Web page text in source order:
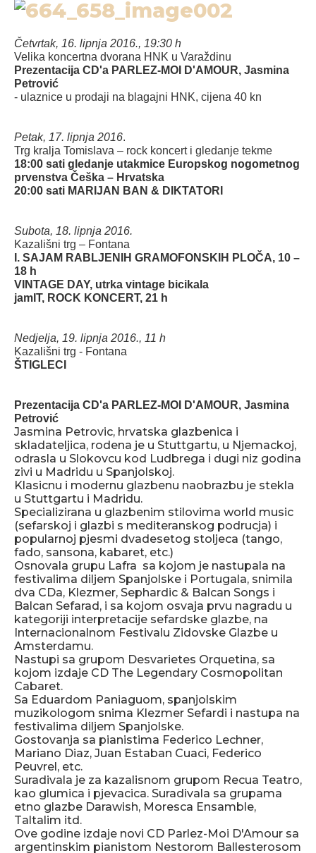
Četvrtak, 16. lipnja 2016., 19:30 h
Velika koncertna dvorana HNK u Varaždinu
Prezentacija CD'a PARLEZ-MOI D'AMOUR, Jasmina
Petrović
- ulaznice u prodaji na blagajni HNK, cijena 40 kn
Petak, 17. lipnja 2016.
Trg kralja Tomislava – rock koncert i gledanje tekme
18:00 sati gledanje utakmice Europskog nogometnog
prvenstva Češka – Hrvatska
20:00 sati MARIJAN BAN & DIKTATORI
Subota, 18. lipnja 2016.
Kazališni trg – Fontana
I. SAJAM RABLJENIH GRAMOFONSKIH PLOČA, 10 –
18 h
VINTAGE DAY, utrka vintage bicikala
jamIT, ROCK KONCERT, 21 h
Nedjelja, 19. lipnja 2016., 11 h
Kazališni trg - Fontana
ŠTIGLECI
Prezentacija CD'a PARLEZ-MOI D'AMOUR, Jasmina
Petrović
Jasmina Petrovic, hrvatska glazbenica i
skladateljica, rodena je u Stuttgartu, u Njemackoj,
odrasla u Slokovcu kod Ludbrega i dugi niz godina
zivi u Madridu u Spanjolskoj.
Klasicnu i modernu glazbenu naobrazbu je stekla
u Stuttgartu i Madridu.
Specializirana u glazbenim stilovima world music
(sefarskoj i glazbi s mediteranskog podrucja) i
popularnoj pjesmi dvadesetog stoljeca (tango,
fado, sansona, kabaret, etc.)
Osnovala grupu Lafra sa kojom je nastupala na
festivalima diljem Spanjolske i Portugala, snimila
dva CDa, Klezmer, Sephardic & Balcan Songs i
Balcan Sefarad, i sa kojom osvaja prvu nagradu u
kategoriji interpretacije sefardske glazbe, na
Internacionalnom Festivalu Zidovske Glazbe u
Amsterdamu.
Nastupi sa grupom Desvarietes Orquetina, sa
kojom izdaje CD The Legendary Cosmopolitan
Cabaret.
Sa Eduardom Paniaguom, spanjolskim
muzikologom snima Klezmer Sefardi i nastupa na
festivalima diljem Spanjolske.
Gostovanja sa pianistima Federico Lechner,
Mariano Diaz, Juan Estaban Cuaci, Federico
Peuvrel, etc.
Suradivala je za kazalisnom grupom Recua Teatro,
kao glumica i pjevacica. Suradivala sa grupama
etno glazbe Darawish, Moresca Ensamble,
Taltalim itd.
Ove godine izdaje novi CD Parlez-Moi D'Amour sa
argentinskim pianistom Nestorom Ballesterosom